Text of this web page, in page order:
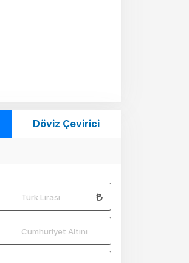
Döviz Çevirici
Türk Lirası
Cumhuriyet Altını